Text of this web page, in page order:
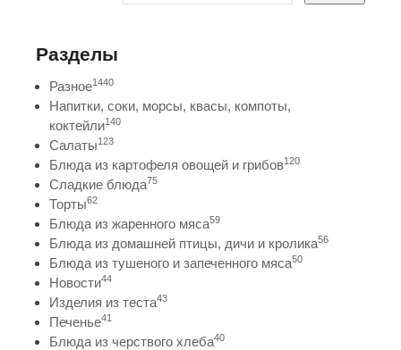
Разделы
Разное1440
Напитки, соки, морсы, квасы, компоты,
коктейли140
Салаты123
Блюда из картофеля овощей и грибов120
Сладкие блюда75
Торты62
Блюда из жаренного мяса59
Блюда из домашней птицы, дичи и кролика56
Блюда из тушеного и запеченного мяса50
Новости44
Изделия из теста43
Печенье41
Блюда из черствого хлеба40